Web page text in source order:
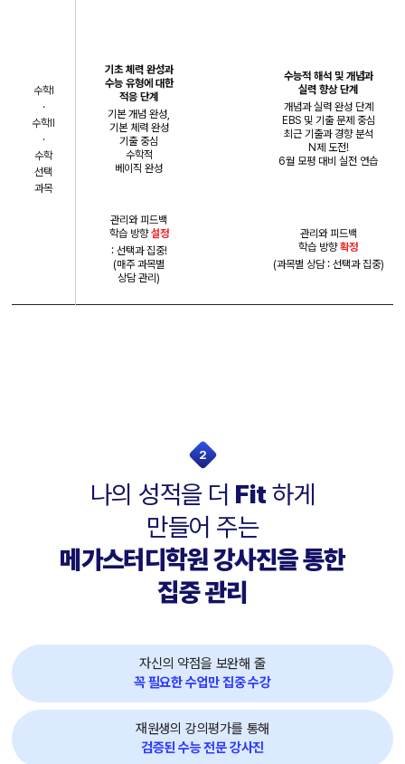
수학I
·
수학II
·
수학
선택
과목
기초 체력 완성과
수능 유형에 대한
적응 단계
기본 개념 완성,
기본 체력 완성
기출 중심
수학적
베이직 완성
수능적 해석 및 개념과
실력 향상 단계
개념과 실력 완성 단계
EBS 및 기출 문제 중심
최근 기출과 경향 분석
N제 도전!
6월 모평 대비 실전 연습
관리와 피드백
학습 방향설정
: 선택과 집중!
(매주 과목별
상담 관리)
관리와 피드백
학습 방향확정
(과목별 상담 : 선택과 집중)
2
나의 성적을 더 Fit 하게
만들어 주는
메가스터디학원 강사진을 통한
집중 관리
자신의 약점을 보완해 줄
꼭 필요한 수업만 집중 수강
재원생의 강의평가를 통해
검증된 수능 전문 강사진